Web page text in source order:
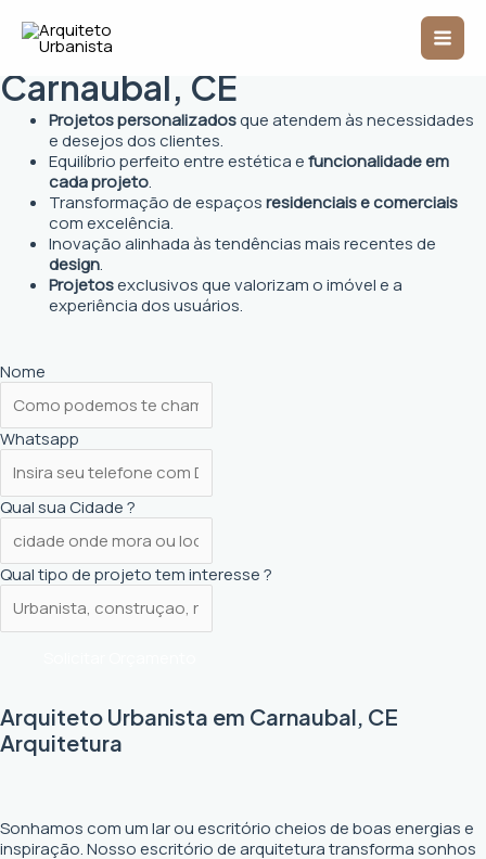
para
conteúdo
Main
Arquiteto Urbanista em
Carnaubal, CE
Projetos personalizadosque atendem às necessidades
e desejos dos clientes.
Equilíbrio perfeito entre estética efuncionalidade em
cada projeto.
Transformação de espaçosresidenciais e comerciais
com excelência.
Inovação alinhada às tendências mais recentes de
design.
Projetosexclusivos que valorizam o imóvel e a
experiência dos usuários.
Nome
Whatsapp
Qual sua Cidade ?
Qual tipo de projeto tem interesse ?
Arquiteto Urbanista em Carnaubal, CE
Arquitetura
Sonhamos com um lar ou escritório cheios de boas energias e
inspiração. Nosso escritório de arquitetura transforma sonhos